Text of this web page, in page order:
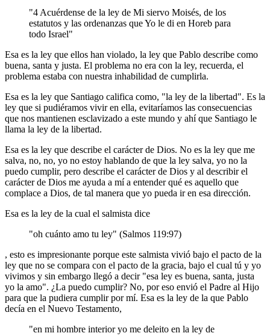
"4 Acuérdense de la ley de Mi siervo Moisés, de los
estatutos y las ordenanzas que Yo le di en Horeb para
todo Israel"
Esa es la ley que ellos han violado, la ley que Pablo describe como
buena, santa y justa. El problema no era con la ley, recuerda, el
problema estaba con nuestra inhabilidad de cumplirla.
Esa es la ley que Santiago califica como, "la ley de la libertad". Es la
ley que si pudiéramos vivir en ella, evitaríamos las consecuencias
que nos mantienen esclavizado a este mundo y ahí que Santiago le
llama la ley de la libertad.
Esa es la ley que describe el carácter de Dios. No es la ley que me
salva, no, no, yo no estoy hablando de que la ley salva, yo no la
puedo cumplir, pero describe el carácter de Dios y al describir el
carácter de Dios me ayuda a mí a entender qué es aquello que
complace a Dios, de tal manera que yo pueda ir en esa dirección.
Esa es la ley de la cual el salmista dice
"oh cuánto amo tu ley" (Salmos 119:97)
, esto es impresionante porque este salmista vivió bajo el pacto de la
ley que no se compara con el pacto de la gracia, bajo el cual tú y yo
vivimos y sin embargo llegó a decir "esa ley es buena, santa, justa
yo la amo". ¿La puedo cumplir? No, por eso envió el Padre al Hijo
para que la pudiera cumplir por mí. Esa es la ley de la que Pablo
decía en el Nuevo Testamento,
"en mi hombre interior yo me deleito en la ley de